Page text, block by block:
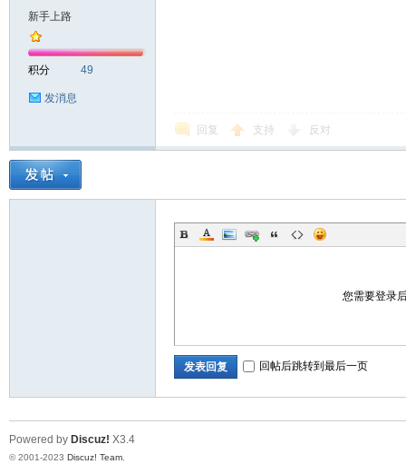
新手上路
积分 49
发消息
回复 支持 反对
您需要登录
发表回复 回帖后跳转到最后一页
Powered by Discuz! X3.4
© 2001-2023 Discuz! Team